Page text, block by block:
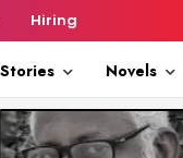
Hiring
Stories Novels